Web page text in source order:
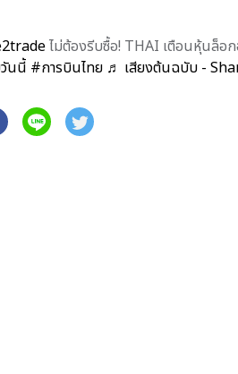
ไม่ต้องรีบซื้อ! THAI เตือนหุ้นล็อ
นนี้ #การบินไทย ♬ เสียงต้นฉบับ -